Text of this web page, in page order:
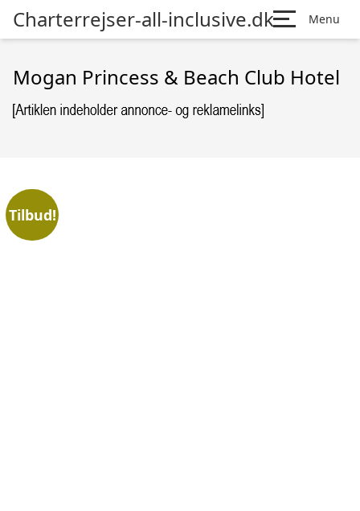
Charterrejser-all-inclusive.dk Menu
Mogan Princess & Beach Club Hotel
Tilbud!